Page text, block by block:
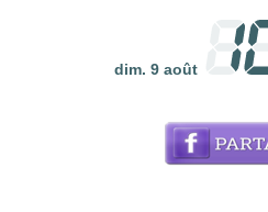
dim. 9 août